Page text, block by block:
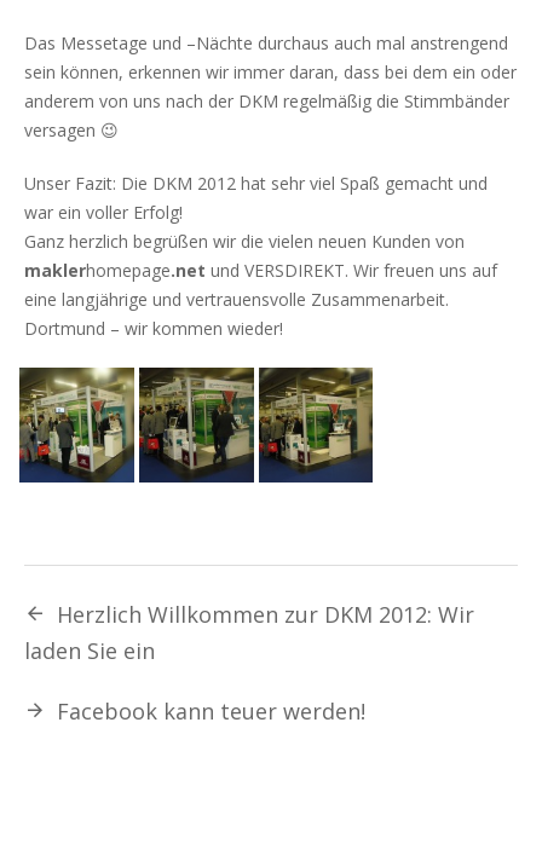
Das Messetage und –Nächte durchaus auch mal anstrengend
sein können, erkennen wir immer daran, dass bei dem ein oder
anderem von uns nach der DKM regelmäßig die Stimmbänder
versagen 😉
Unser Fazit: Die DKM 2012 hat sehr viel Spaß gemacht und
war ein voller Erfolg!
Ganz herzlich begrüßen wir die vielen neuen Kunden von
maklerhomepage.net und VERSDIREKT. Wir freuen uns auf
eine langjährige und vertrauensvolle Zusammenarbeit.
Dortmund – wir kommen wieder!
Herzlich Willkommen zur DKM 2012: Wir
laden Sie ein
Facebook kann teuer werden!